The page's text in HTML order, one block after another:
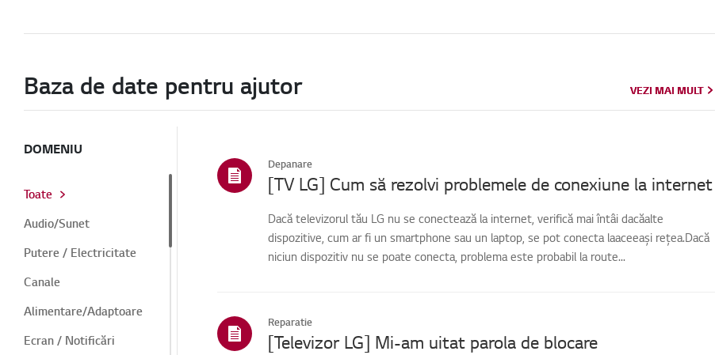
Baza de date pentru ajutor VEZI MAI MULT
DOMENIU
Toate
Audio/Sunet
Putere / Electricitate
Canale
Alimentare/Adaptoare
Ecran / Notificări
Depanare
[TV LG] Cum să rezolvi problemele de conexiune la internet
Dacă televizorul tău LG nu se conectează la internet, verifică mai întâi dacăalte
dispozitive, cum ar fi un smartphone sau un laptop, se pot conecta laaceeași rețea.Dacă
niciun dispozitiv nu se poate conecta, problema este probabil la route...
Reparatie
[Televizor LG] Mi-am uitat parola de blocare
VEZI MAI MULT